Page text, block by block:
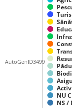
NU
NS /
AutoGenID3499